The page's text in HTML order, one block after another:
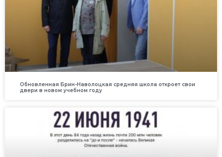
Обновленная Брин-Наволоцкая средняя школа откроет свои
двери в новом учебном году